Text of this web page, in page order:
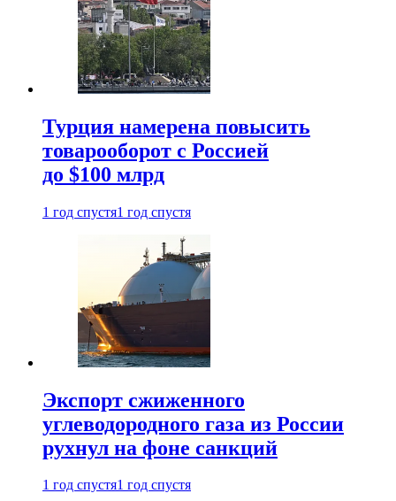
Турция намерена повысить
товарооборот с Россией
до $100 млрд
1 год спустя1 год спустя
Экспорт сжиженного
углеводородного газа из России
рухнул на фоне санкций
1 год спустя1 год спустя